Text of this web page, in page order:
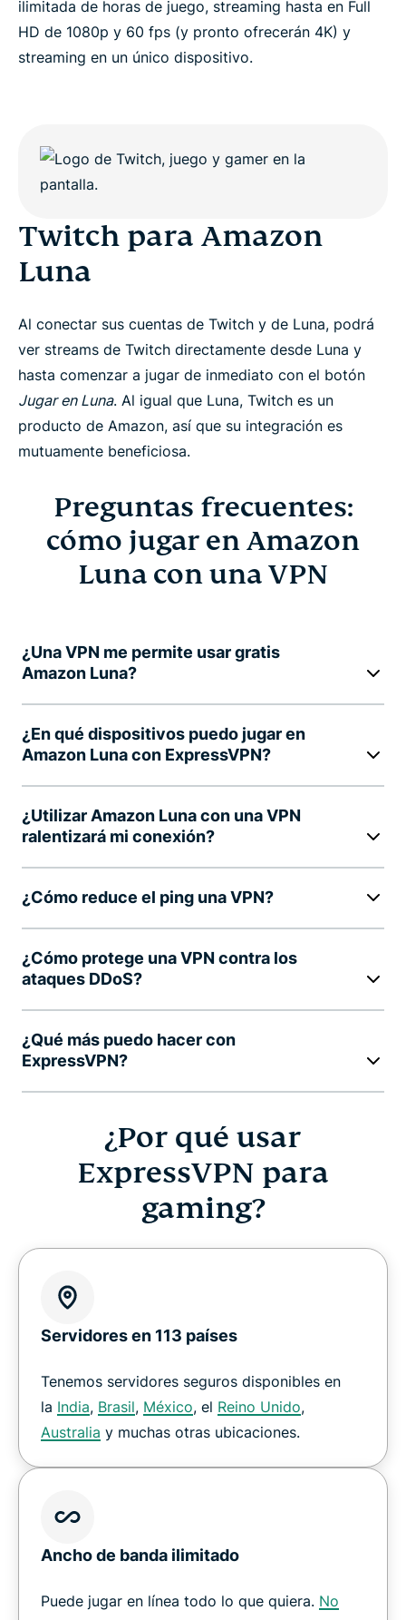
ilimitada de horas de juego, streaming hasta en Full
HD de 1080p y 60 fps (y pronto ofrecerán 4K) y
streaming en un único dispositivo.
Twitch para Amazon
Luna
Al conectar sus cuentas de Twitch y de Luna, podrá
ver streams de Twitch directamente desde Luna y
hasta comenzar a jugar de inmediato con el botón
Jugar en Luna. Al igual que Luna, Twitch es un
producto de Amazon, así que su integración es
mutuamente beneficiosa.
Preguntas frecuentes:
cómo jugar en Amazon
Luna con una VPN
¿Una VPN me permite usar gratis
Amazon Luna?
¿En qué dispositivos puedo jugar en
Amazon Luna con ExpressVPN?
¿Utilizar Amazon Luna con una VPN
ralentizará mi conexión?
¿Cómo reduce el ping una VPN?
¿Cómo protege una VPN contra los
ataques DDoS?
¿Qué más puedo hacer con
ExpressVPN?
¿Por qué usar
ExpressVPN para
gaming?
Servidores en 113 países
Tenemos servidores seguros disponibles en
la India, Brasil, México, el Reino Unido,
Australia y muchas otras ubicaciones.
Ancho de banda ilimitado
Puede jugar en línea todo lo que quiera. No